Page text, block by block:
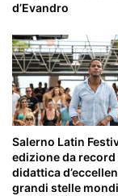
d’Evandro
Salerno Latin
edizione da record
didattica
grandi stelle